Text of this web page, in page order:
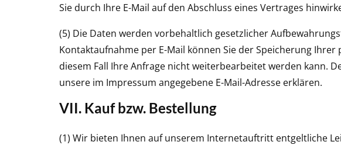
Sie durch Ihre E-Mail auf den Abschluss eines Vertrages
(5) Die Daten werden vorbehaltlich gesetzlicher
Kontaktaufnahme per E-Mail können Sie der Speicherung
diesem Fall Ihre Anfrage nicht weiterbearbeitet werden kann.
unsere im Impressum angegebene E-Mail-Adresse erklären.
VII. Kauf bzw. Bestellung
(1) Wir bieten Ihnen auf unserem Internetauftritt entgeltliche